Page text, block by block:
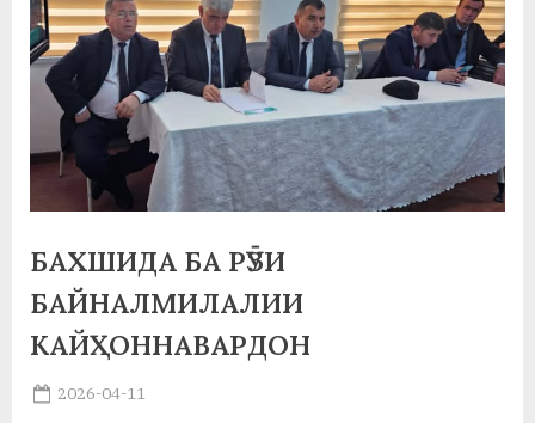
а
р
б
а
н
БАХШИДА БА РӮЗИ
БАЙНАЛМИЛАЛИИ
КАЙҲОННАВАРДОН
Posted
2026-04-11